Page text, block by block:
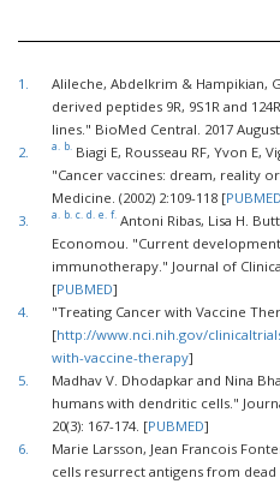
1.
Alileche, Abdelkrim & Hampikian,
derived peptides 9R, 9S1R and
lines." BioMed Central. 2017
2.
a. b. Biagi E, Rousseau RF, Yvon E,
"Cancer vaccines: dream, reality
Medicine. (2002) 2:109-118 [
3.
a. b. c. d. e. f. Antoni Ribas, Lisa H.
Economou. "Current
immunotherapy." Journal of
[PUBMED]
4.
"Treating Cancer with Vaccine
[http://www.nci.nih.gov/
with-vaccine-therapy]
5.
Madhav V. Dhodapkar and Nina
humans with dendritic cells."
20(3): 167-174. [PUBMED]
6.
Marie Larsson, Jean Francois
cells resurrect antigens from dead